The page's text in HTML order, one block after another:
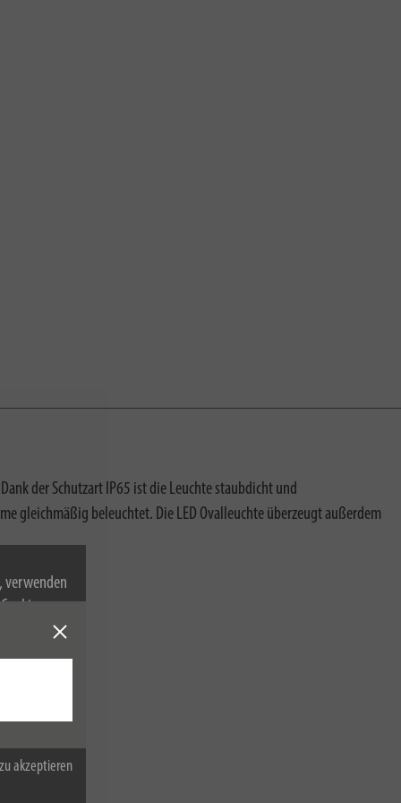
verwenden
zu.
akzeptieren
der Schutzart IP65 ist die Leuchte staubdicht und
gleichmäßig beleuchtet. Die LED Ovalleuchte überzeugt außerdem